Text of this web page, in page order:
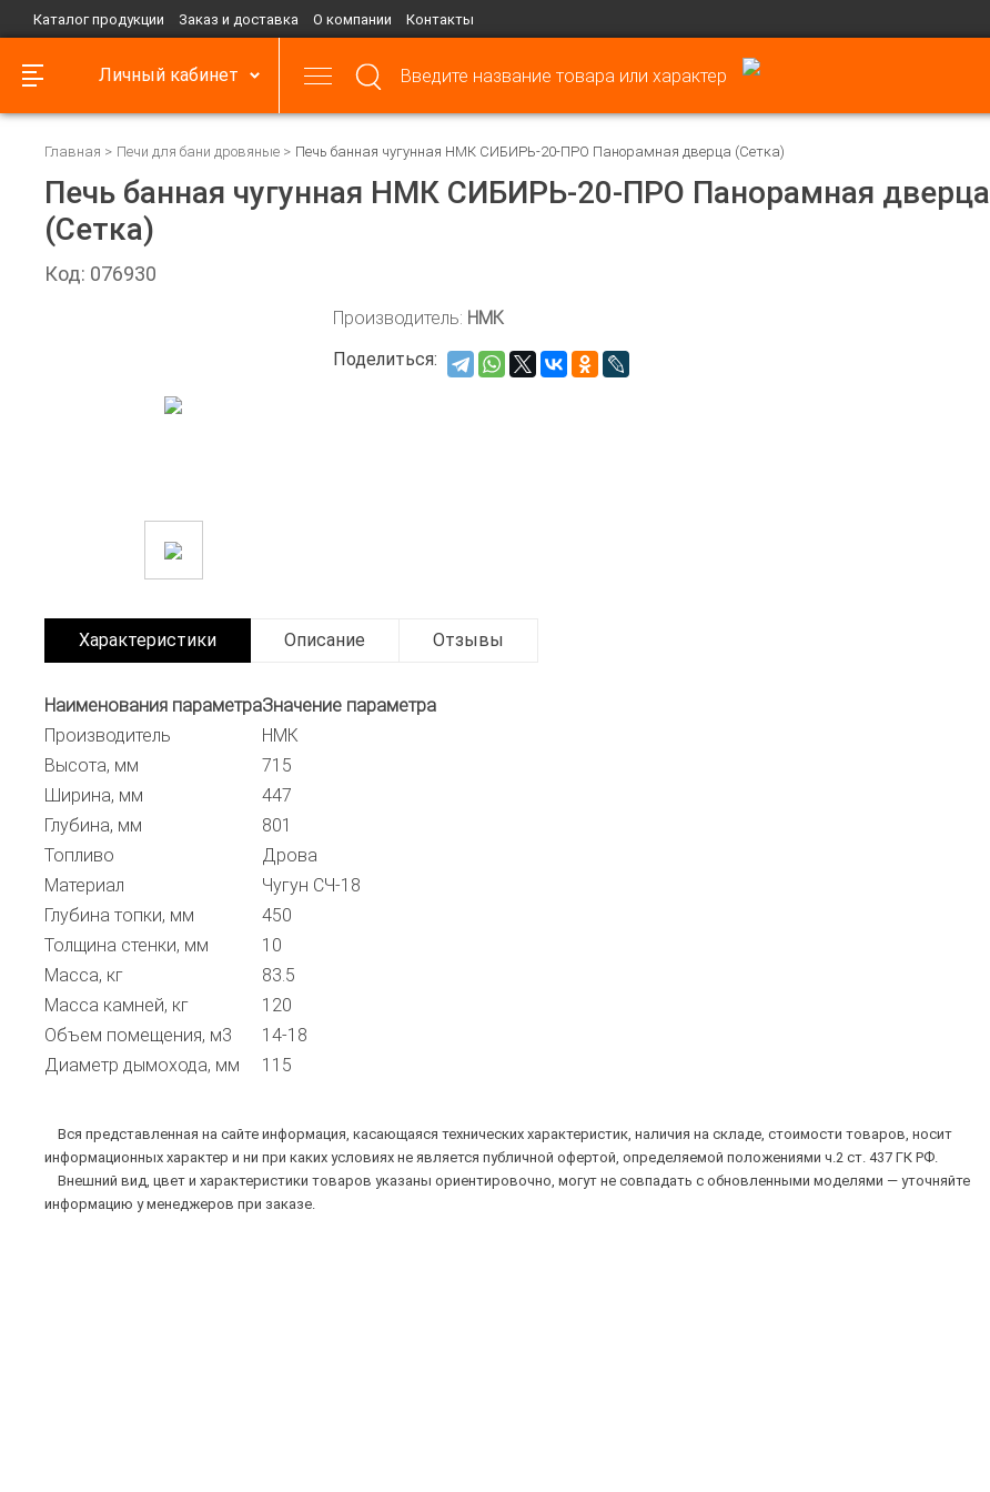
Каталог продукции Заказ и доставка О компании Контакты
Личный кабинет
Главная Печи для бани дровяные Печь банная чугунная НМК СИБИРЬ-20-ПРО Панорамная дверца (Сетка)
Печь банная чугунная НМК СИБИРЬ-20-ПРО Панорамная дверца
(Сетка)
Код: 076930
Производитель: НМК
Поделиться:
Характеристики Описание Отзывы
Наименования параметраЗначение параметра
Производитель
НМК
Высота, мм
715
Ширина, мм
447
Глубина, мм
801
Топливо
Дрова
Материал
Чугун СЧ-18
Глубина топки, мм
450
Толщина стенки, мм
10
Масса, кг
83.5
Масса камней, кг
120
Объем помещения, м3
14-18
Диаметр дымохода, мм
115
Вся представленная на сайте информация, касающаяся технических характеристик, наличия на складе, стоимости товаров, носит
информационных характер и ни при каких условиях не является публичной офертой, определяемой положениями ч.2 ст. 437 ГК РФ.
Внешний вид, цвет и характеристики товаров указаны ориентировочно, могут не совпадать с обновленными моделями — уточняйте
информацию у менеджеров при заказе.